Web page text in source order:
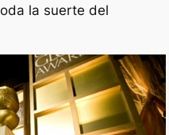
la suerte del